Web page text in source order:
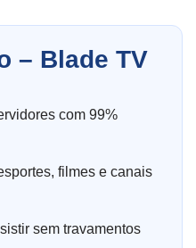
– Blade TV
com 99%
filmes e canais
sem travamentos